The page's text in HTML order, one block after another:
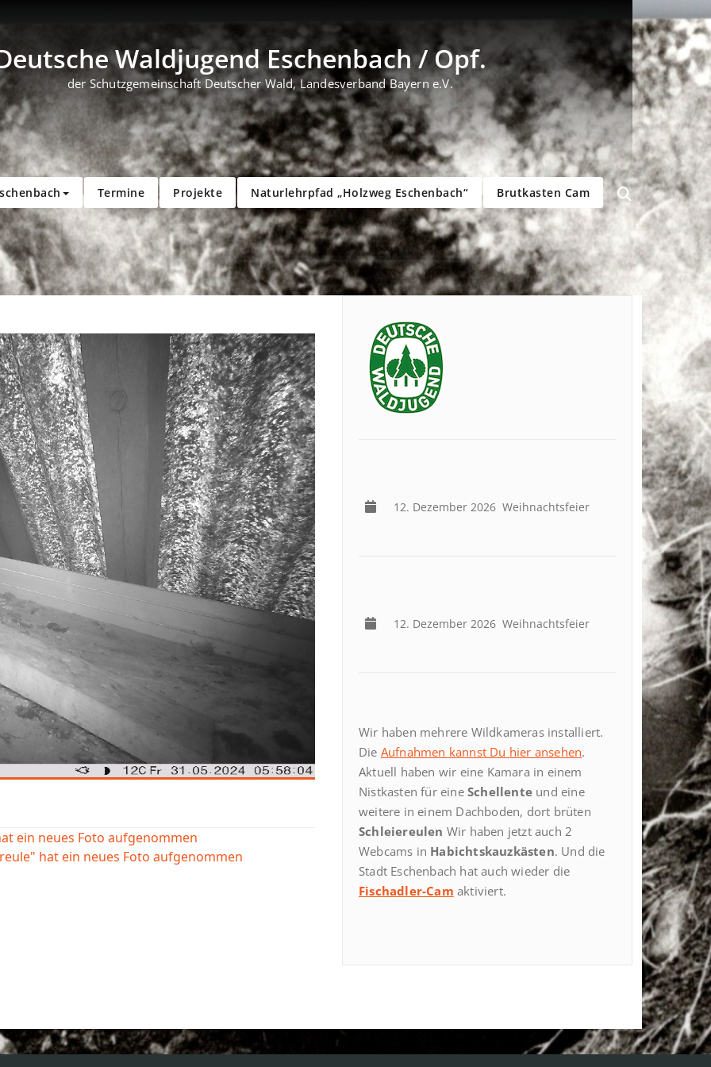
Waldjugend Eschenbach / Opf.
der Schutzgemeinschaft Deutscher Wald, Landesverband Bayern e.V.
Termine Projekte Naturlehrpfad „Holzweg Eschenbach“ Brutkasten Cam
ein neues Foto aufgenommen
hat ein neues Foto aufgenommen
12. Dezember 2026 Weihnachtsfeier
12. Dezember 2026 Weihnachtsfeier
Wir haben mehrere Wildkameras installiert.
Die Aufnahmen kannst Du hier ansehen.
Aktuell haben wir eine Kamara in einem
Nistkasten für eine Schellente und eine
weitere in einem Dachboden, dort brüten
Schleiereulen Wir haben jetzt auch 2
Webcams in Habichtskauzkästen. Und die
Stadt Eschenbach hat auch wieder die
Fischadler-Cam aktiviert.